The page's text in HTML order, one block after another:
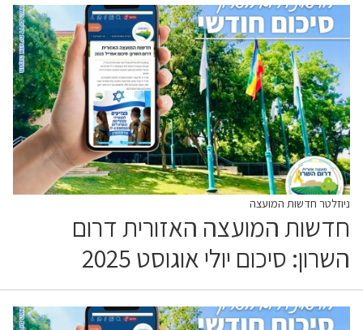
ניוזלטר חדשות המועצה
חדשות המועצה האזורית דרום
השרון: סיכום יולי אוגוסט 2025